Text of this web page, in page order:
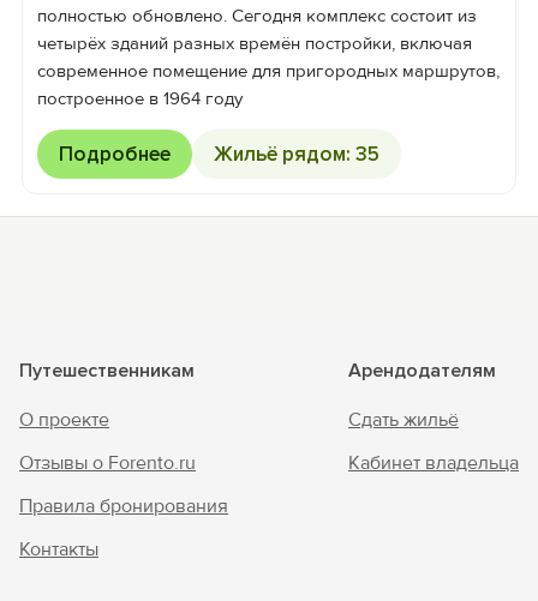
полностью обновлено. Сегодня комплекс состоит из
четырёх зданий разных времён постройки, включая
современное помещение для пригородных маршрутов,
построенное в 1964 году
Подробнее Жильё рядом: 35
Путешественникам
О проекте
Отзывы о Forento.ru
Правила бронирования
Контакты
Арендодателям
Сдать жильё
Кабинет владельца